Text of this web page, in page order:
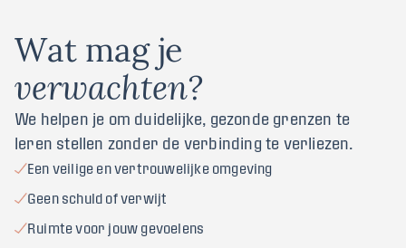
Wat mag je
verwachten?
We helpen je om duidelijke, gezonde grenzen te
leren stellen zonder de verbinding te verliezen.
Een veilige en vertrouwelijke omgeving
Geen schuld of verwijt
Ruimte voor jouw gevoelens